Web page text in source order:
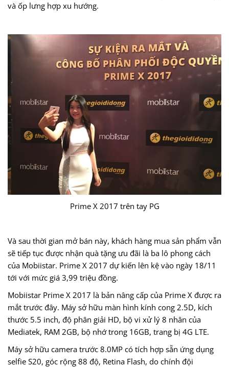
và ốp lưng hợp xu hướng.
Prime X 2017 trên tay PG
Và sau thời gian mở bán này, khách hàng mua sản phẩm vẫn
sẽ tiếp tục được nhận quà tặng ưu đãi là ba lô phong cách
của Mobiistar. Prime X 2017 dự kiến lên kệ vào ngày 18/11
tới với mức giá 3,99 triệu đồng.
Mobiistar Prime X 2017 là bản nâng cấp của Prime X được ra
mắt trước đây. Máy sở hữu màn hình kính cong 2.5D, kích
thước 5.5 inch, độ phân giải HD, bộ vi xử lý 8 nhân của
Mediatek, RAM 2GB, bộ nhớ trong 16GB, trang bị 4G LTE.
Máy sở hữu camera trước 8.0MP có tích hợp sẵn ứng dụng
selfie S20, góc rộng 88 độ, Retina Flash, do chính đội